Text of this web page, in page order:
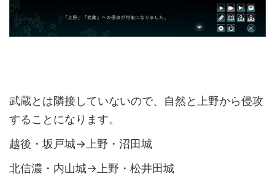
武蔵とは隣接していないので、自然と上野から侵攻
することになります。
越後・坂戸城→上野・沼田城
北信濃・内山城→上野・松井田城